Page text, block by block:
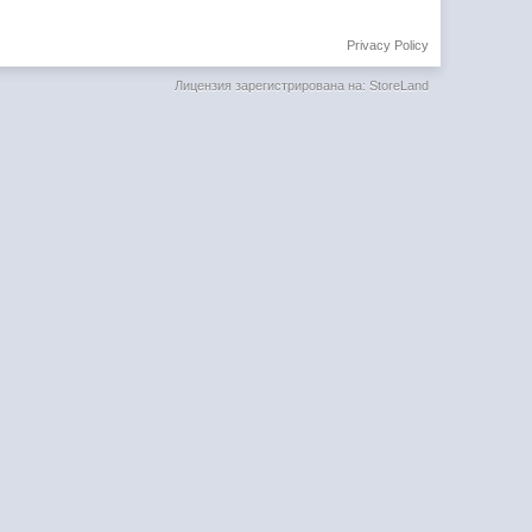
Privacy Policy
Лицензия зарегистрирована на: StoreLand